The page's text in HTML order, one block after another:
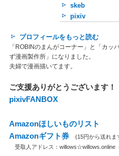
skeb
pixiv
プロフィールをもっと読む
「ROBINのまんがコーナー」と「カッ
ず漫画製作所」になりました。
夫婦で漫画描いてます。
ご支援ありがとうございます！
pixivFANBOX
Amazonほしいものリスト
Amazonギフト券
(15円から送れま
受取人アドレス：willows☆willows.online